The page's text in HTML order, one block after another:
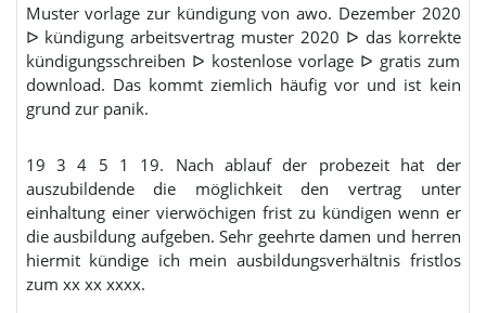
Muster vorlage zur kündigung von awo. Dezember 2020
ᐅ kündigung arbeitsvertrag muster 2020 ᐅ das korrekte
kündigungsschreiben ᐅ kostenlose vorlage ᐅ gratis zum
download. Das kommt ziemlich häufig vor und ist kein
grund zur panik.
19 3 4 5 1 19. Nach ablauf der probezeit hat der
auszubildende die möglichkeit den vertrag unter
einhaltung einer vierwöchigen frist zu kündigen wenn er
die ausbildung aufgeben. Sehr geehrte damen und herren
hiermit kündige ich mein ausbildungsverhältnis fristlos
zum xx xx xxxx.